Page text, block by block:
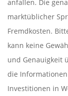
anfallen. Die
marktüblicher
Fremdkosten.
kann keine
und Genauigkeit
die
Investitionen in